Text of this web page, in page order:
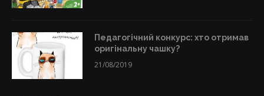
Педагогічний конкурс: хто отримав
оригінальну чашку?
21/08/2019